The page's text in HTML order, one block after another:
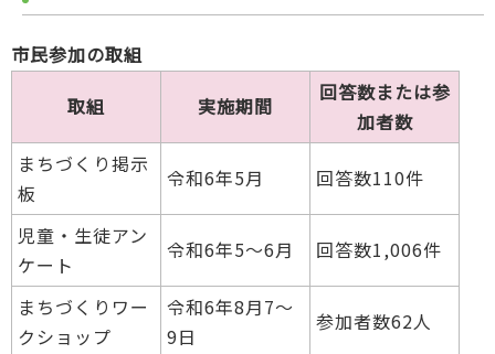
市民参加の取組
取組
実施期間
回答数または参
加者数
まちづくり掲示
板
令和6年5月 回答数110件
児童・生徒アン
ケート
令和6年5～6月 回答数1,006件
まちづくりワー
クショップ
令和6年8月7～
9日
参加者数62人